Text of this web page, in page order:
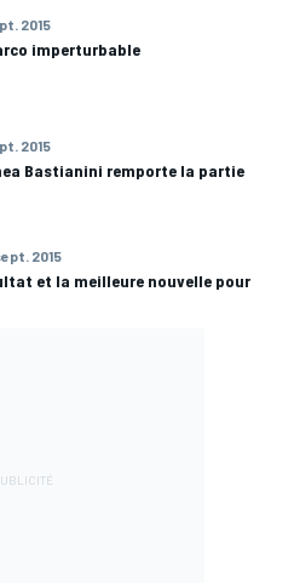
2015
imperturbable
2015
Bastianini remporte la partie
2015
et la meilleure nouvelle pour